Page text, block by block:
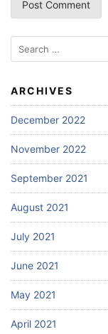
Search
for:
ARCHIVES
December 2022
November 2022
September 2021
August 2021
July 2021
June 2021
May 2021
April 2021